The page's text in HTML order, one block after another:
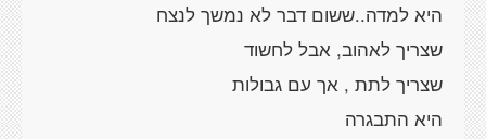
היא למדה..ששום דבר לא נמשך לנצח
שצריך לאהוב, אבל לחשוד
שצריך לתת , אך עם גבולות
היא התבגרה